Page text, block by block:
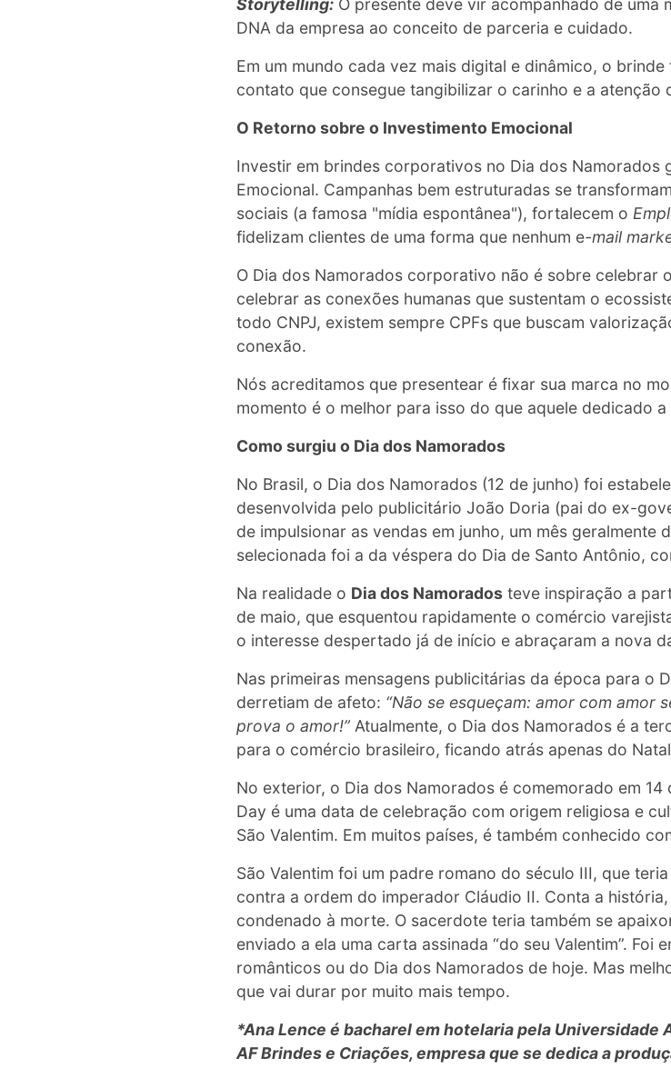
Storytelling:O presente deve vir acompanhado de uma
DNA da empresa ao conceito de parceria e cuidado.
Em um mundo cada vez mais digital e dinâmico, o
contato que consegue tangibilizar o carinho e a atenção
O Retorno sobre o Investimento Emocional
Investir em brindes corporativos no Dia dos Namorados
Emocional. Campanhas bem estruturadas se
sociais (a famosa "mídia espontânea"), fortalecem o
fidelizam clientes de uma forma que nenhum e-mail
O Dia dos Namorados corporativo não é sobre celebrar
celebrar as conexões humanas que sustentam o
todo CNPJ, existem sempre CPFs que buscam
conexão.
Nós acreditamos que presentear é fixar sua marca no
momento é o melhor para isso do que aquele dedicado a
Como surgiu o Dia dos Namorados
No Brasil, o Dia dos Namorados (12 de junho) foi
desenvolvida pelo publicitário João Doria (pai do ex-
de impulsionar as vendas em junho, um mês geralmente
selecionada foi a da véspera do Dia de Santo Antônio,
Na realidade o Dia dos Namoradosteve inspiração a
de maio, que esquentou rapidamente o comércio
o interesse despertado já de início e abraçaram a nova
Nas primeiras mensagens publicitárias da época para o
derretiam de afeto: “Não se esqueçam: amor com amor
prova o amor!”Atualmente, o Dia dos Namorados é a
para o comércio brasileiro, ficando atrás apenas do
No exterior, o Dia dos Namorados é comemorado em 14
Day é uma data de celebração com origem religiosa e
São Valentim. Em muitos países, é também conhecido
São Valentim foi um padre romano do século III, que
contra a ordem do imperador Cláudio II. Conta a
condenado à morte. O sacerdote teria também se
enviado a ela uma carta assinada “do seu Valentim”. Foi
românticos ou do Dia dos Namorados de hoje. Mas
que vai durar por muito mais tempo.
*Ana Lence é bacharel em hotelaria pela Universidade
AF Brindes e Criações, empresa que se dedica a